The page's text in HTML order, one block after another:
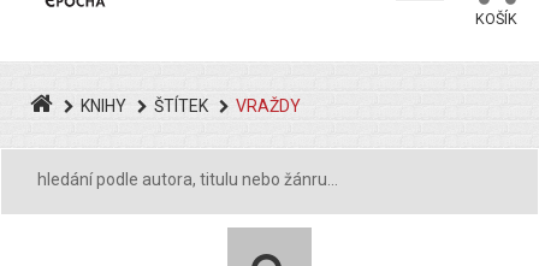
KOŠÍK
KNIHY ŠTÍTEK VRAŽDY